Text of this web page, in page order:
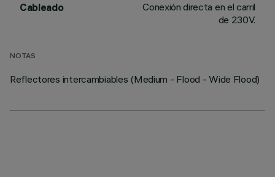
Cableado
Conexión directa en el carril
de 230V.
NOTAS
Reflectores intercambiables (Medium - Flood - Wide Flood)